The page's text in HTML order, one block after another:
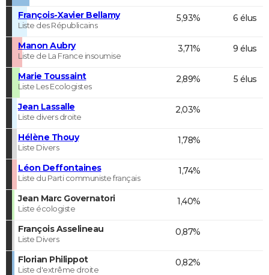
François-Xavier Bellamy
Liste des Républicains
5,93% 6 élus
Manon Aubry
Liste de La France insoumise
3,71% 9 élus
Marie Toussaint
Liste Les Ecologistes
2,89% 5 élus
Jean Lassalle
Liste divers droite
2,03%
Hélène Thouy
Liste Divers
1,78%
Léon Deffontaines
Liste du Parti communiste français
1,74%
Jean Marc Governatori
Liste écologiste
1,40%
François Asselineau
Liste Divers
0,87%
Florian Philippot
Liste d'extrême droite
0,82%